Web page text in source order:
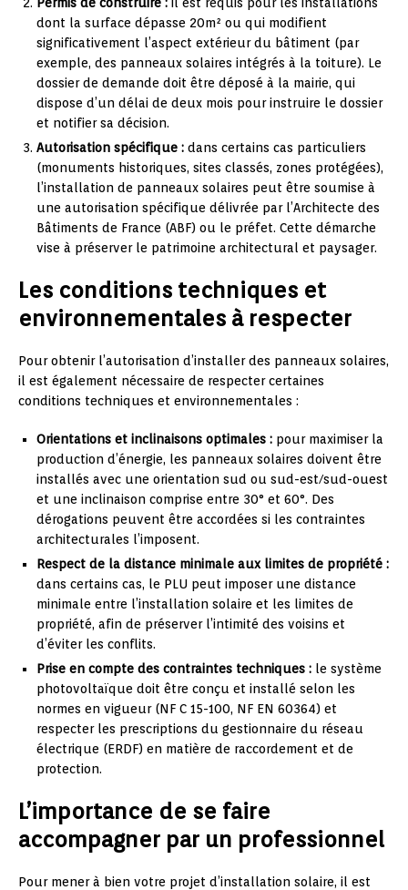
dont la surface dépasse 20m² ou qui modifient
significativement l’aspect extérieur du bâtiment (par
exemple, des panneaux solaires intégrés à la toiture). Le
dossier de demande doit être déposé à la mairie, qui
dispose d’un délai de deux mois pour instruire le dossier
et notifier sa décision.
Autorisation spécifique : dans certains cas particuliers
(monuments historiques, sites classés, zones protégées),
l’installation de panneaux solaires peut être soumise à
une autorisation spécifique délivrée par l’Architecte des
Bâtiments de France (ABF) ou le préfet. Cette démarche
vise à préserver le patrimoine architectural et paysager.
Les conditions techniques et
environnementales à respecter
Pour obtenir l’autorisation d’installer des panneaux solaires,
il est également nécessaire de respecter certaines
conditions techniques et environnementales :
Orientations et inclinaisons optimales : pour maximiser la
production d’énergie, les panneaux solaires doivent être
installés avec une orientation sud ou sud-est/sud-ouest
et une inclinaison comprise entre 30° et 60°. Des
dérogations peuvent être accordées si les contraintes
architecturales l’imposent.
Respect de la distance minimale aux limites de propriété :
dans certains cas, le PLU peut imposer une distance
minimale entre l’installation solaire et les limites de
propriété, afin de préserver l’intimité des voisins et
d’éviter les conflits.
Prise en compte des contraintes techniques : le système
photovoltaïque doit être conçu et installé selon les
normes en vigueur (NF C 15-100, NF EN 60364) et
respecter les prescriptions du gestionnaire du réseau
électrique (ERDF) en matière de raccordement et de
protection.
L’importance de se faire
accompagner par un professionnel
Pour mener à bien votre projet d’installation solaire, il est